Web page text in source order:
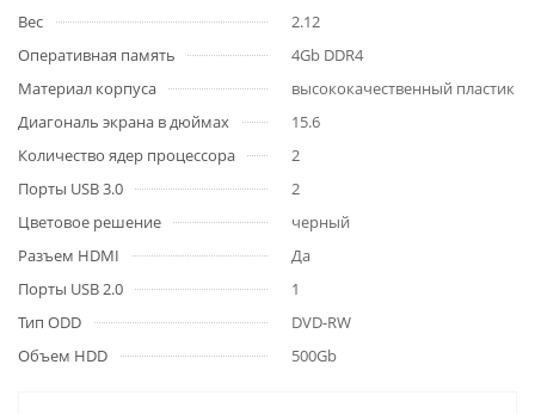
Вес
2.12
Оперативная память
4Gb DDR4
Материал корпуса
высококачественный пластик
Диагональ экрана в дюймах
15.6
Количество ядер процессора
2
Порты USB 3.0
2
Цветовое решение
черный
Разъем HDMI
Да
Порты USB 2.0
1
Тип ODD
DVD-RW
Объем HDD
500Gb